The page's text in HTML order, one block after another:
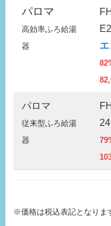
パロマ
高効率ふろ給湯
器
パロマ
従来型ふろ給湯
器
※価格は税込表記となりま